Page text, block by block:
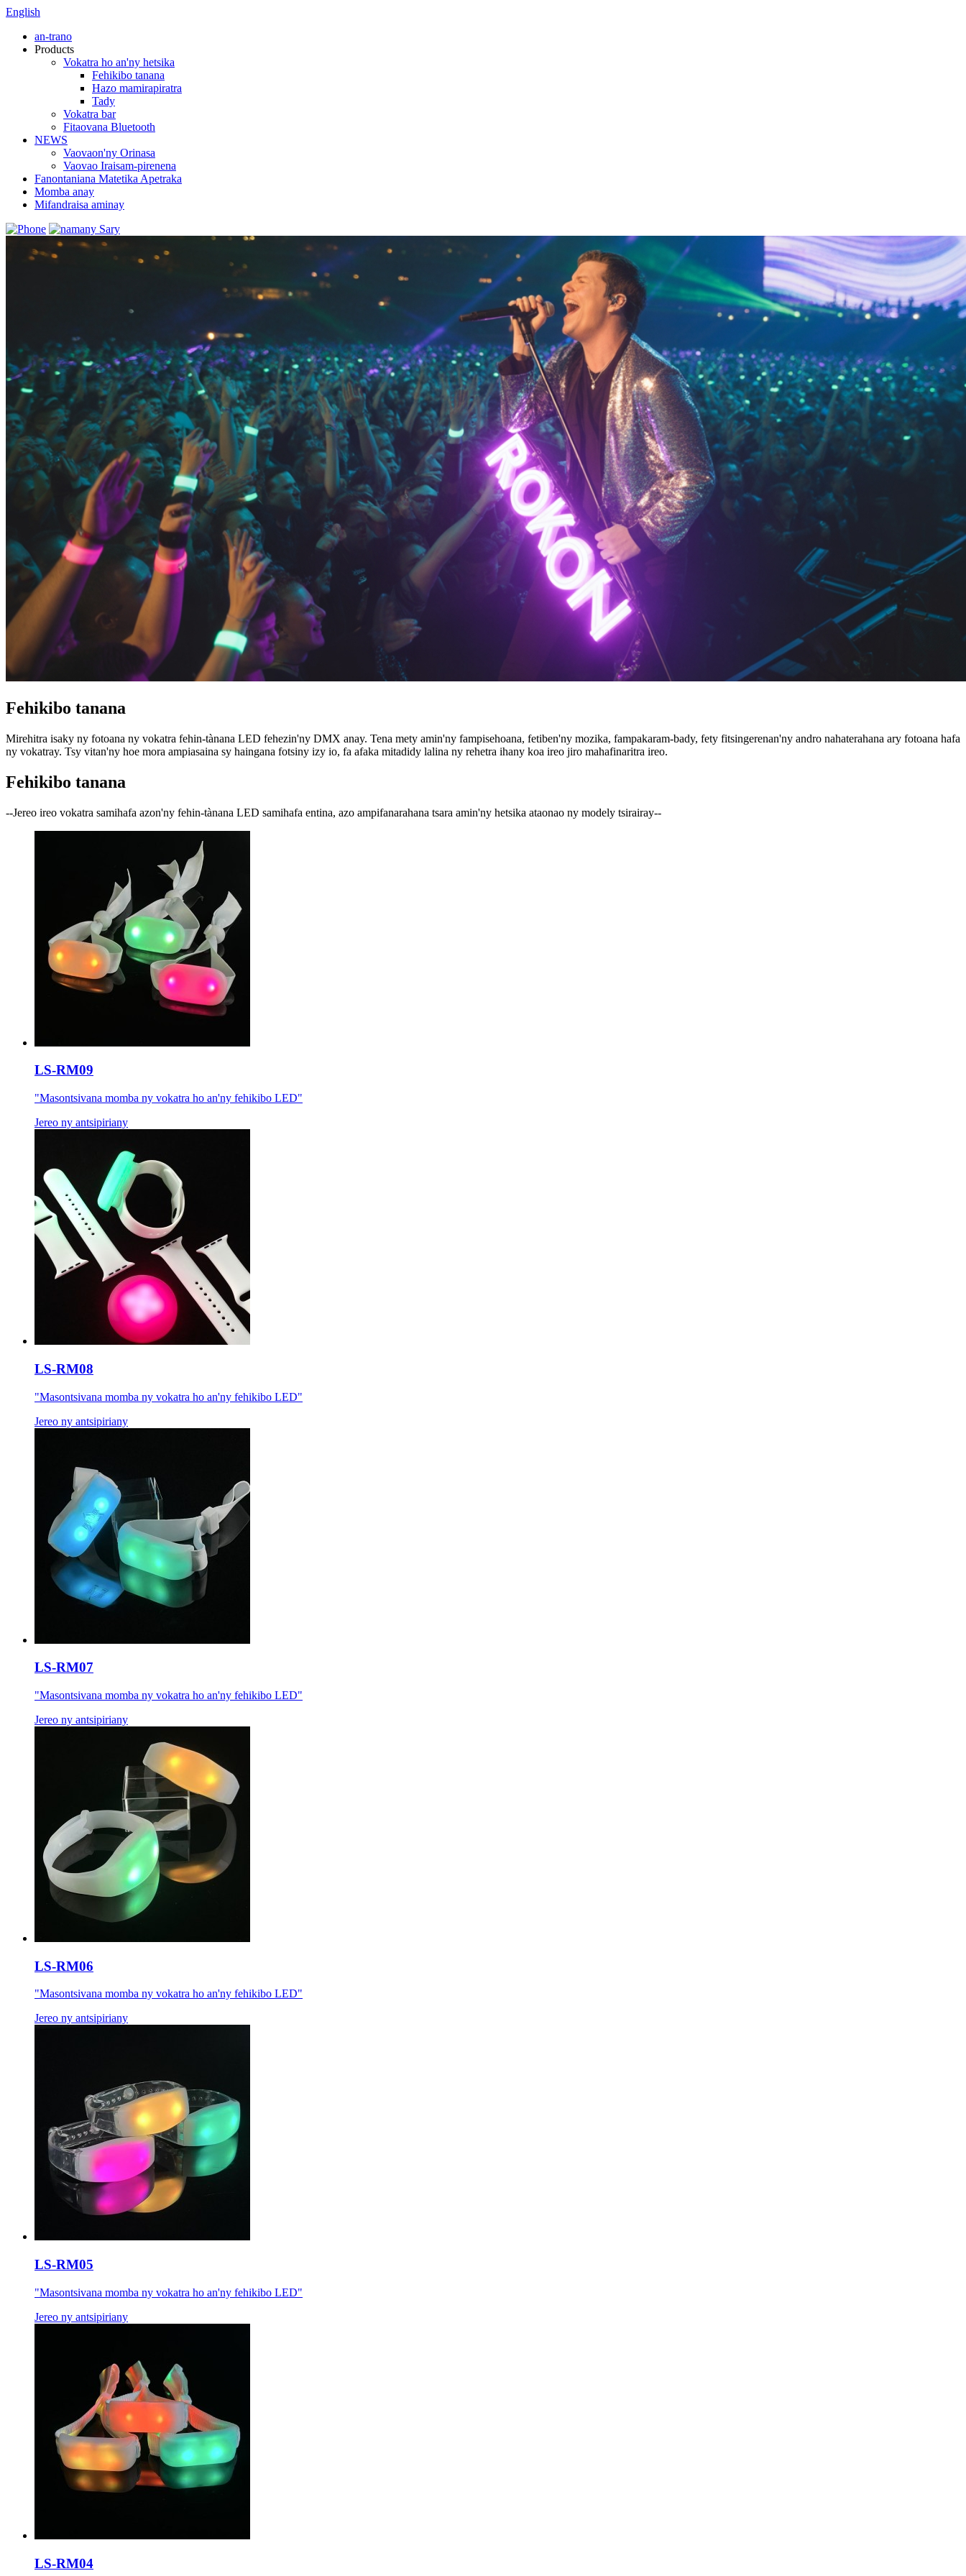
English
an-trano
Products
Vokatra ho an'ny hetsika
Fehikibo tanana
Hazo mamirapiratra
Tady
Vokatra bar
Fitaovana Bluetooth
NEWS
Vaovaon'ny Orinasa
Vaovao Iraisam-pirenena
Fanontaniana Matetika Apetraka
Momba anay
Mifandraisa aminay
Fehikibo tanana
Mirehitra isaky ny fotoana ny vokatra fehin-tànana LED fehezin'ny DMX anay. Tena mety amin'ny fampisehoana, fetiben'ny mozika, fampakaram-bady, fety fitsingerenan'ny andro nahaterahana ary fotoana hafa
ny vokatray. Tsy vitan'ny hoe mora ampiasaina sy haingana fotsiny izy io, fa afaka mitadidy lalina ny rehetra ihany koa ireo jiro mahafinaritra ireo.
Fehikibo tanana
--Jereo ireo vokatra samihafa azon'ny fehin-tànana LED samihafa entina, azo ampifanarahana tsara amin'ny hetsika ataonao ny modely tsirairay--
LS-RM09
"Masontsivana momba ny vokatra ho an'ny fehikibo LED"
Jereo ny antsipiriany
LS-RM08
"Masontsivana momba ny vokatra ho an'ny fehikibo LED"
Jereo ny antsipiriany
LS-RM07
"Masontsivana momba ny vokatra ho an'ny fehikibo LED"
Jereo ny antsipiriany
LS-RM06
"Masontsivana momba ny vokatra ho an'ny fehikibo LED"
Jereo ny antsipiriany
LS-RM05
"Masontsivana momba ny vokatra ho an'ny fehikibo LED"
Jereo ny antsipiriany
LS-RM04